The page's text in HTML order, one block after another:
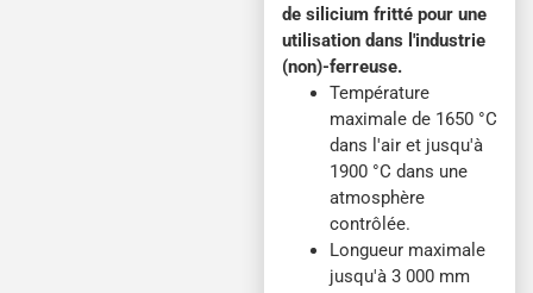
de silicium fritté pour une
utilisation dans l'industrie
(non)-ferreuse.
Température
maximale de 1650 °C
dans l'air et jusqu'à
1900 °C dans une
atmosphère
contrôlée.
Longueur maximale
jusqu'à 3 000 mm